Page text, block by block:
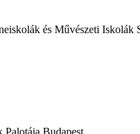
és Művészeti Iskolák